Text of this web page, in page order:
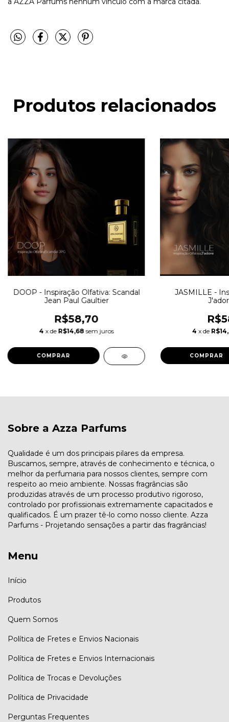
Produtos relacionados
DOOP - Inspiração Olfativa: Scandal
Jean Paul Gaultier
R$58,70
4 x de R$14,68 sem juros
COMPRAR
JASMILLE -
4 x de
COMPRAR
Sobre a Azza Parfums
Qualidade é um dos principais pilares da empresa.
Buscamos, sempre, através de conhecimento e técnica, o
melhor da perfumaria para nossos clientes, sempre com
respeito ao meio ambiente. Nossas fragrâncias são
produzidas através de um processo produtivo rigoroso,
controlado por profissionais extremamente capacitados e
qualificados. É um prazer tê-lo como nosso cliente. Azza
Parfums - Projetando sensações a partir das fragrâncias!
Menu
Início
Produtos
Quem Somos
Política de Fretes e Envios Nacionais
Política de Fretes e Envios Internacionais
Política de Trocas e Devoluções
Política de Privacidade
Perguntas Frequentes